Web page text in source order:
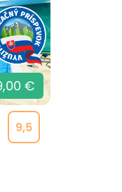
€
9,5